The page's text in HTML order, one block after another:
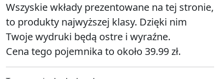
Wszyskie wkłady prezentowane na tej stronie,
to produkty najwyższej klasy. Dzięki nim
Twoje wydruki będą ostre i wyraźne.
Cena tego pojemnika to około 39.99 zł.